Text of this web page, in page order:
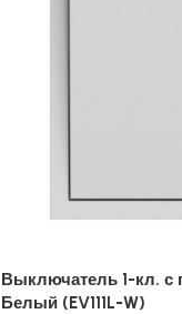
Выключатель 1-кл. с
Белый (EV111L-W)